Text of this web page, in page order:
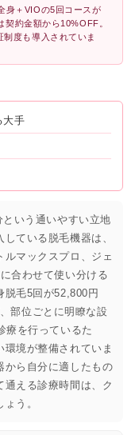
身＋VIOの5回コースが
約金額から10%OFF。
度も導入されていま
大手
いう通いやすい立地
ている脱毛機器は、
ルマックスプロ、ジェ
合わせて使い分ける
脱毛5回が52,800円
部位ごとに明瞭な設
療を行っているた
境が整備されていま
から自分に適したもの
通える診療時間は、ク
う。